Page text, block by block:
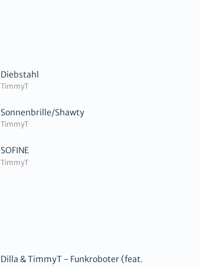
Diebstahl
TimmyT
Sonnenbrille/Shawty
TimmyT
SOFINE
TimmyT
Dilla & TimmyT - Funkroboter (feat.